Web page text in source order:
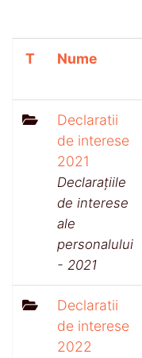
T Nume
Declaratii
de interese
2021
Declarațiile
de interese
ale
personalului
- 2021
Declaratii
de interese
2022